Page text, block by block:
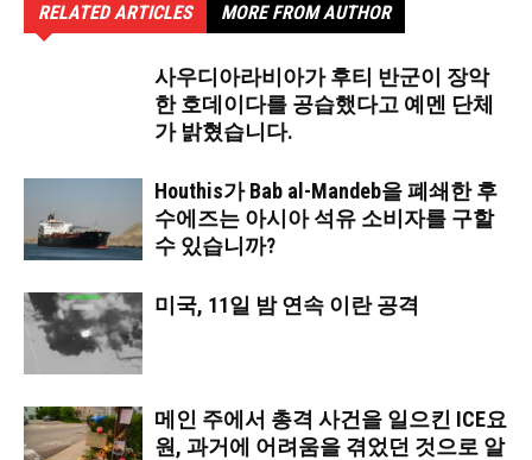
RELATED ARTICLES MORE FROM AUTHOR
사우디아라비아가 후티 반군이 장악
한 호데이다를 공습했다고 예멘 단체
가 밝혔습니다.
Houthis가 Bab al-Mandeb을 폐쇄한 후
수에즈는 아시아 석유 소비자를 구할
수 있습니까?
미국, 11일 밤 연속 이란 공격
메인 주에서 총격 사건을 일으킨 ICE요
원, 과거에 어려움을 겪었던 것으로 알